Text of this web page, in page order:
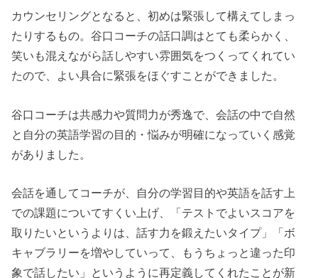
カウンセリングとなると、初めは緊張して構えてしまっ
たりするもの。谷口コーチの話口調はとても柔らかく、
笑いも混えながら話しやすい雰囲気をつくってくれてい
たので、よい具合に緊張をほぐすことができました。
谷口コーチは共感力や質問力が秀逸で、会話の中で自然
と自分の英語学習の目的・悩みが明確になっていく感覚
がありました。
会話を通してコーチが、自分の学習目的や英語を話す上
での課題についてすくい上げ、「テストでよいスコアを
取りたいというよりは、話す力を鍛えたいタイプ」「ボ
キャブラリーを増やしていって、もうちょっと違った印
象で話したい」というように再定義してくれたことが新